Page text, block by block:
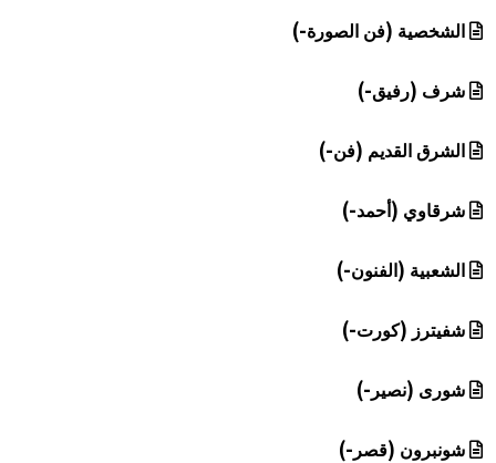
الشخصية (فن الصورة-)
شرف (رفيق-)
الشرق القديم (فن-)
شرقاوي (أحمد-)
الشعبية (الفنون-)
شفيترز (كورت-)
شورى (نصير-)
شونبرون (قصر-)